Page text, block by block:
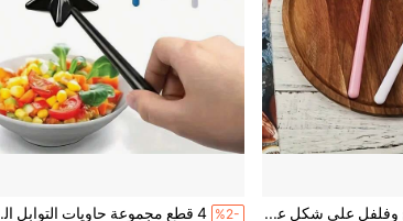
1 قطعة رشاش ملح وفلفل على شكل عصا جنية قابلة لإعادة الاستخدام، بتصميم نجمة سداسية سحرية، تشغيل بيد واحدة، بدون كهرباء، مناسب للحفلات والمطبخ، اكسسوار بلاستيك متين %2-